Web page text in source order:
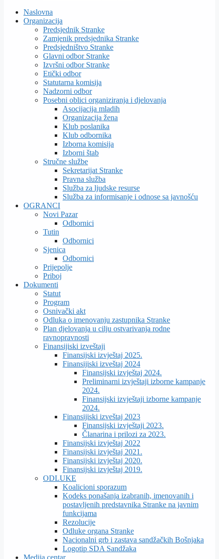
Naslovna
Organizacija
Predsjednik Stranke
Zamjenik predsjednika Stranke
Predsjedništvo Stranke
Glavni odbor Stranke
Izvršni odbor Stranke
Etički odbor
Statutarna komisija
Nadzorni odbor
Posebni oblici organiziranja i djelovanja
Asocijacija mladih
Organizacija žena
Klub poslanika
Klub odbornika
Izborna komisija
Izborni štab
Stručne službe
Sekretarijat Stranke
Pravna služba
Služba za ljudske resurse
Služba za informisanje i odnose sa javnošću
OGRANCI
Novi Pazar
Odbornici
Tutin
Odbornici
Sjenica
Odbornici
Prijepolje
Priboj
Dokumenti
Statut
Program
Osnivački akt
Odluka o imenovanju zastupnika Stranke
Plan djelovanja u cilju ostvarivanja rodne
ravnopravnosti
Finansijiski izveštaji
Finansijski izvještaj 2025.
Finansijiski izveštaj 2024
Finansijski izvještaj 2024.
Preliminarni izvještaji izborne kampanje
2024.
Finansijski izvještaji izborne kampanje
2024.
Finansijiski izveštaj 2023
Finansijski izvještaji 2023.
Članarina i prilozi za 2023.
Finansijski izvještaj 2022
Finansijski izvještaj 2021.
Finansijski izvještaj 2020.
Finansijski izvještaj 2019.
ODLUKE
Koalicioni sporazum
Kodeks ponašanja izabranih, imenovanih i
postavljenih predstavnika Stranke na javnim
funkcijama
Rezolucije
Odluke organa Stranke
Nacionalni grb i zastava sandžačkih Bošnjaka
Logotip SDA Sandžaka
Medija centar